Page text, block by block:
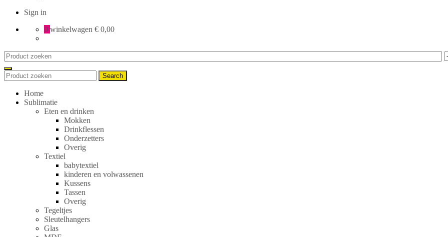
Sign in
0 winkelwagen € 0,00
Search
for:
Search
for:
Search
Home
Sublimatie
Eten en drinken
Mokken
Drinkflessen
Onderzetters
Overig
Textiel
babytextiel
kinderen en volwassenen
Kussens
Tassen
Overig
Tegeltjes
Sleutelhangers
Glas